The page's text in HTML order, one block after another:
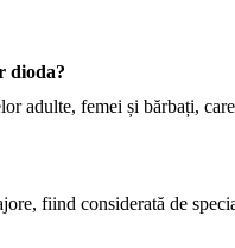
dioda?
adulte, femei și bărbați,
fiind considerată de